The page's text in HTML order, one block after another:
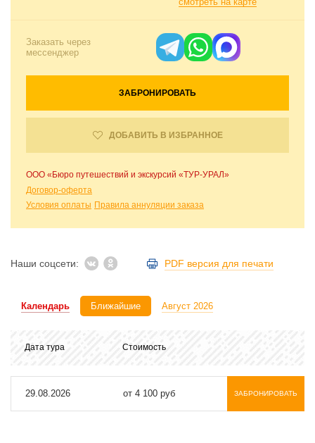
Заказать через
мессенджер
ЗАБРОНИРОВАТЬ
ДОБАВИТЬ В ИЗБРАННОЕ
ООО «Бюро путешествий и экскурсий «ТУР-УРАЛ»
Договор-оферта
Условия оплаты Правила аннуляции заказа
Наши соцсети: PDF версия для печати
Календарь Ближайшие Август 2026
Дата тура Стоимость
29.08.2026 от 4 100 руб ЗАБРОНИРОВАТЬ